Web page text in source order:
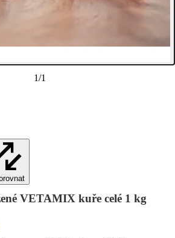
1/1
VETAMIX kuře celé 1 kg